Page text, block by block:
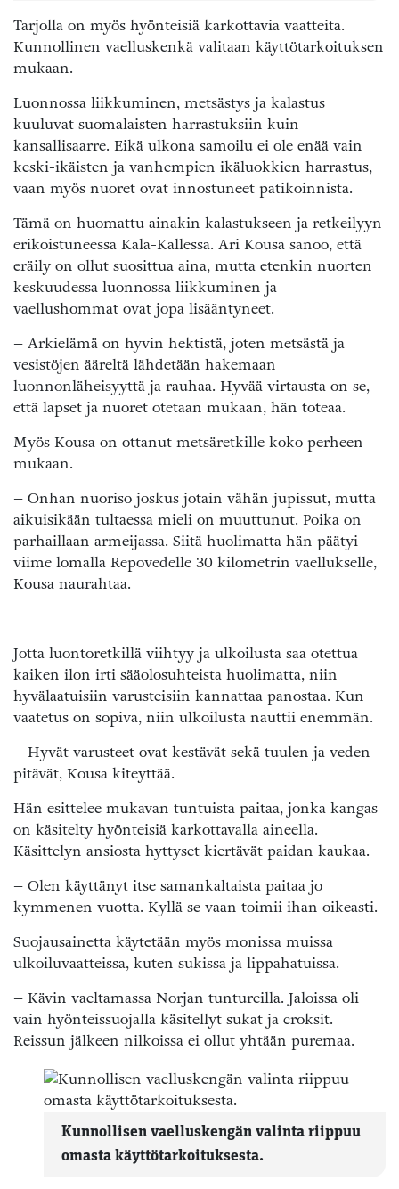
Tarjolla on myös hyönteisiä karkottavia vaatteita.
Kunnollinen vaelluskenkä valitaan käyttötarkoituksen
mukaan.
Luonnossa liikkuminen, metsästys ja kalastus
kuuluvat suomalaisten harrastuksiin kuin
kansallisaarre. Eikä ulkona samoilu ei ole enää vain
keski-ikäisten ja vanhempien ikäluokkien harrastus,
vaan myös nuoret ovat innostuneet patikoinnista.
Tämä on huomattu ainakin kalastukseen ja retkeilyyn
erikoistuneessa Kala-Kallessa. Ari Kousa sanoo, että
eräily on ollut suosittua aina, mutta etenkin nuorten
keskuudessa luonnossa liikkuminen ja
vaellushommat ovat jopa lisääntyneet.
– Arkielämä on hyvin hektistä, joten metsästä ja
vesistöjen ääreltä lähdetään hakemaan
luonnonläheisyyttä ja rauhaa. Hyvää virtausta on se,
että lapset ja nuoret otetaan mukaan, hän toteaa.
Myös Kousa on ottanut metsäretkille koko perheen
mukaan.
– Onhan nuoriso joskus jotain vähän jupissut, mutta
aikuisikään tultaessa mieli on muuttunut. Poika on
parhaillaan armeijassa. Siitä huolimatta hän päätyi
viime lomalla Repovedelle 30 kilometrin vaellukselle,
Kousa naurahtaa.
Jotta luontoretkillä viihtyy ja ulkoilusta saa otettua
kaiken ilon irti sääolosuhteista huolimatta, niin
hyvälaatuisiin varusteisiin kannattaa panostaa. Kun
vaatetus on sopiva, niin ulkoilusta nauttii enemmän.
– Hyvät varusteet ovat kestävät sekä tuulen ja veden
pitävät, Kousa kiteyttää.
Hän esittelee mukavan tuntuista paitaa, jonka kangas
on käsitelty hyönteisiä karkottavalla aineella.
Käsittelyn ansiosta hyttyset kiertävät paidan kaukaa.
– Olen käyttänyt itse samankaltaista paitaa jo
kymmenen vuotta. Kyllä se vaan toimii ihan oikeasti.
Suojausainetta käytetään myös monissa muissa
ulkoiluvaatteissa, kuten sukissa ja lippahatuissa.
– Kävin vaeltamassa Norjan tuntureilla. Jaloissa oli
vain hyönteissuojalla käsitellyt sukat ja croksit.
Reissun jälkeen nilkoissa ei ollut yhtään puremaa.
Kunnollisen vaelluskengän valinta riippuu
omasta käyttötarkoituksesta.